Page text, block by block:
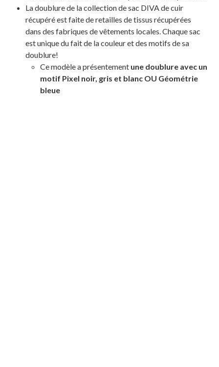
La doublure de la collection de sac DIVA de cuir
récupéré est faite de retailles de tissus récupérées
dans des fabriques de vêtements locales. Chaque sac
est unique du fait de la couleur et des motifs de sa
doublure!
Ce modèle a présentement une doublure avec un
motif Pixel noir, gris et blanc OU Géométrie
bleue